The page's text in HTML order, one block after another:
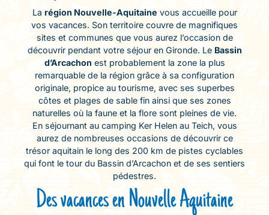
La région Nouvelle-Aquitaine vous accueille pour
vos vacances. Son territoire couvre de magnifiques
sites et communes que vous aurez l’occasion de
découvrir pendant votre séjour en Gironde. Le Bassin
d’Arcachon est probablement la zone la plus
remarquable de la région grâce à sa configuration
originale, propice au tourisme, avec ses superbes
côtes et plages de sable fin ainsi que ses zones
naturelles où la faune et la flore sont pleines de vie.
En séjournant au camping Ker Helen au Teich, vous
aurez de nombreuses occasions de découvrir ce
trésor aquitain le long des 200 km de pistes cyclables
qui font le tour du Bassin d’Arcachon et de ses sentiers
pédestres.
Des vacances en Nouvelle Aquitaine